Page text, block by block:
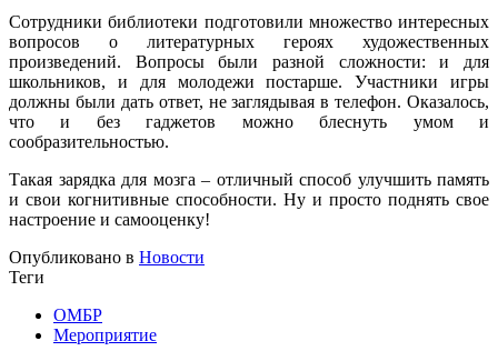
Сотрудники библиотеки подготовили множество интересных
вопросов о литературных героях художественных
произведений. Вопросы были разной сложности: и для
школьников, и для молодежи постарше. Участники игры
должны были дать ответ, не заглядывая в телефон. Оказалось,
что и без гаджетов можно блеснуть умом и
сообразительностью.
Такая зарядка для мозга – отличный способ улучшить память
и свои когнитивные способности. Ну и просто поднять свое
настроение и самооценку!
Опубликовано в Новости
Теги
ОМБР
Мероприятие